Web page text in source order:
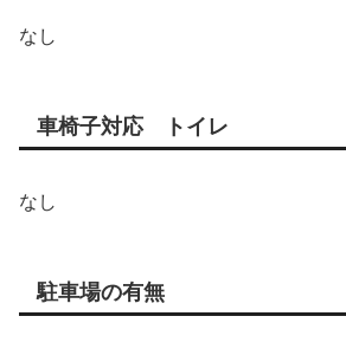
なし
車椅子対応 トイレ
なし
駐車場の有無